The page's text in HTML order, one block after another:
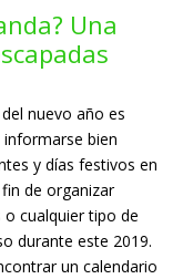
y trabajan en
Una
nuevo año es
bien
y días festivos en
de organizar
o cualquier tipo de
durante este 2019.
un calendario